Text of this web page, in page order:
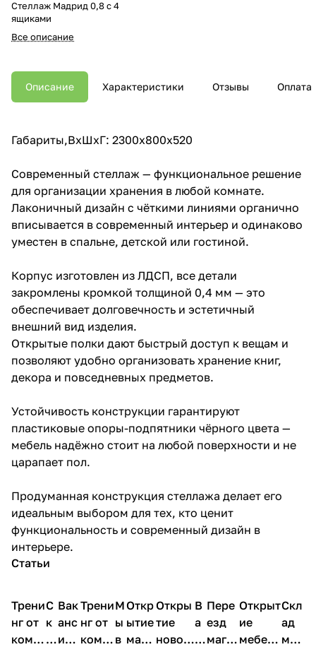
Стеллаж Мадрид 0,8 с 4
ящиками
Все описание
Описание Характеристики Отзывы Оплата
Габариты,ВхШхГ: 2300х800х520
Современный стеллаж — функциональное решение
для организации хранения в любой комнате.
Лаконичный дизайн с чёткими линиями органично
вписывается в современный интерьер и одинаково
уместен в спальне, детской или гостиной.
Корпус изготовлен из ЛДСП, все детали
закромлены кромкой толщиной 0,4 мм — это
обеспечивает долговечность и эстетичный
внешний вид изделия.
Открытые полки дают быстрый доступ к вещам и
позволяют удобно организовать хранение книг,
декора и повседневных предметов.
Устойчивость конструкции гарантируют
пластиковые опоры-подпятники чёрного цвета —
мебель надёжно стоит на любой поверхности и не
царапает пол.
Продуманная конструкция стеллажа делает его
идеальным выбором для тех, кто ценит
функциональность и современный дизайн в
интерьере.
Статьи
Трени
нг от
комп
С
к
и
Вак
анс
ия в
Трени
нг от
комп
М
ы
в
Откр
ытие
мага
Откры
тие
новог
В
а
к
Пере
езд
магаз
Открыт
ие
мебель
Скл
ад
меб